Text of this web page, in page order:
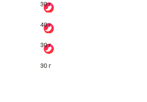
30 г
40 г
30 г
30 г